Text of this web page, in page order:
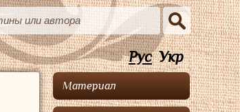
Рус Укр
Материал